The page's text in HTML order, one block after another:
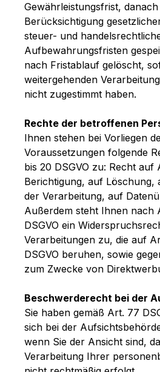
Gewährleistungsfrist,
Berücksichtigung
steuer- und
Aufbewahrungsfristen
nach Fristablauf gelöscht,
weitergehenden
nicht zugestimmt haben.
Rechte der betroffenen
Ihnen stehen bei Vorliegen
Voraussetzungen folgende
bis 20 DSGVO zu: Recht
Berichtigung, auf Löschung,
der Verarbeitung, auf
Außerdem steht Ihnen nach
DSGVO ein
Verarbeitungen zu, die auf
DSGVO beruhen, sowie
zum Zwecke von
Beschwerderecht bei der
Sie haben gemäß Art. 77
sich bei der
wenn Sie der Ansicht sind,
Verarbeitung Ihrer